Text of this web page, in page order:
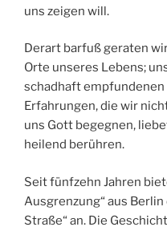
uns zeigen will.
Derart barfuß geraten
Orte unseres Lebens;
schadhaft
Erfahrungen, die wir
uns Gott begegnen,
heilend berühren.
Seit fünfzehn Jahren
Ausgrenzung“ aus
Straße“ an. Die